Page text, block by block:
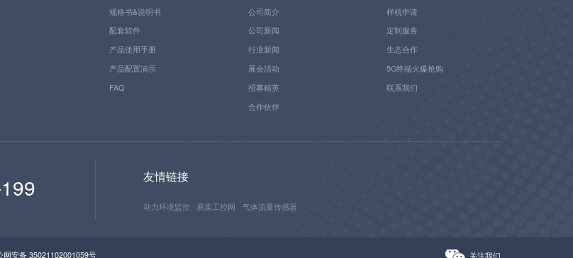
规格书&说明书
配套软件
产品使用手册
产品配置演示
FAQ
公司简介
公司新闻
行业新闻
展会活动
招募精英
合作伙伴
样机申请
定制服务
生态合作
5G终端火爆抢购
联系我们
友情链接
动力环境监控 易卖工控网 气体流量传感器
网安备 35021102001059号 关注我们